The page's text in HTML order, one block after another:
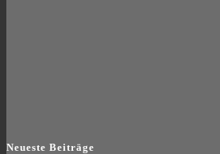
Neueste Beiträge